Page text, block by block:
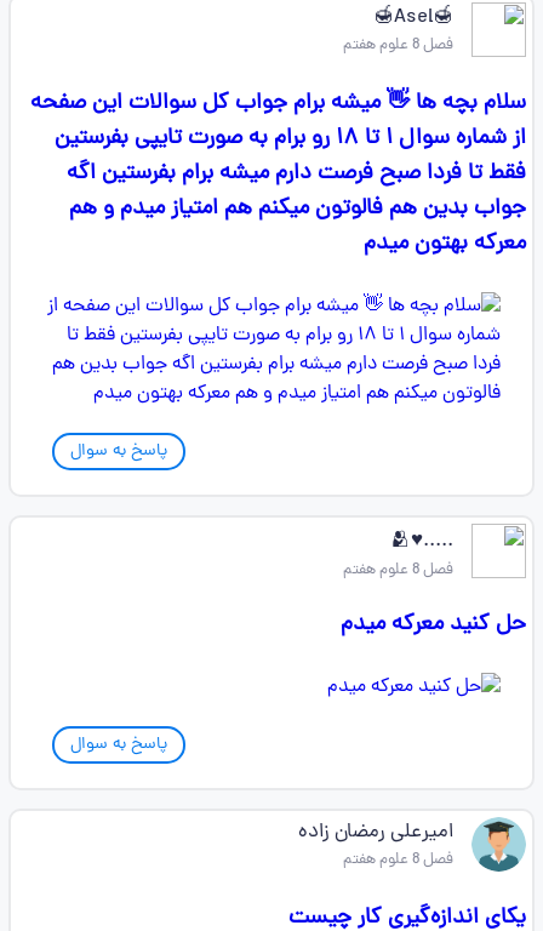
🍯Asel🍯
فصل 8 علوم هفتم
سلام بچه ها 👋 میشه برام جواب کل سوالات این صفحه
از شماره سوال ۱ تا ۱۸ رو برام به صورت تایپی بفرستین
فقط تا فردا صبح فرصت دارم میشه برام بفرستین اگه
جواب بدین هم فالوتون میکنم هم امتیاز میدم و هم
معرکه بهتون میدم
پاسخ به سوال
.....♥️🫂
فصل 8 علوم هفتم
حل کنید معرکه میدم
پاسخ به سوال
امیرعلی رمضان زاده
فصل 8 علوم هفتم
یکای اندازه‌گیری کار چیست